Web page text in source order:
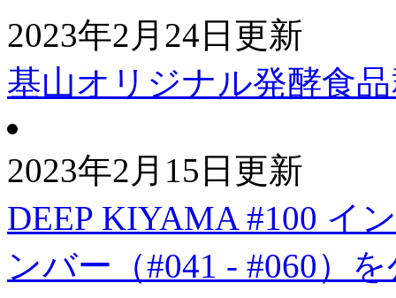
2023年2月24日更新
基山オリジナル発酵食
2023年2月15日更新
DEEP KIYAMA #100
ンバー（#041 - #060）